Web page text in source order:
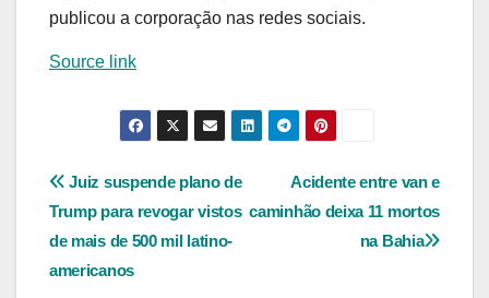
publicou a corporação nas redes sociais.
Source link
Navegação
de
Post
Acidente entre van e
caminhão deixa 11 mortos
na Bahia
Juiz suspende plano de
Trump para revogar vistos
de mais de 500 mil latino-
americanos